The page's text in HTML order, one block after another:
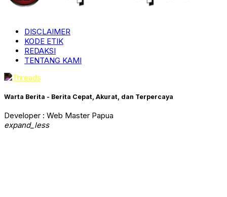
DISCLAIMER
KODE ETIK
REDAKSI
TENTANG KAMI
Warta Berita - Berita Cepat, Akurat, dan Terpercaya
Developer : Web Master Papua
expand_less